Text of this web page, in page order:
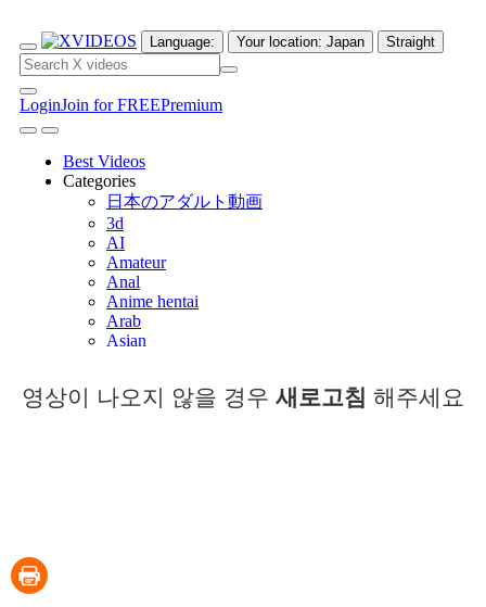
영상이 나오지 않을 경우 새로고침 해주세요